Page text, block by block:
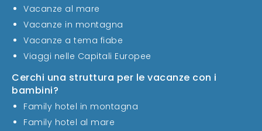
Vacanze al mare
Vacanze in montagna
Vacanze a tema fiabe
Viaggi nelle Capitali Europee
Cerchi una struttura per le vacanze con i
bambini?
Family hotel in montagna
Family hotel al mare